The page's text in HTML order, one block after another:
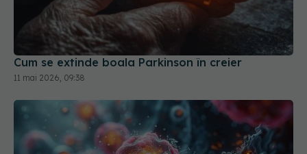
Cum se extinde boala Parkinson în creier
11 mai 2026, 09:38